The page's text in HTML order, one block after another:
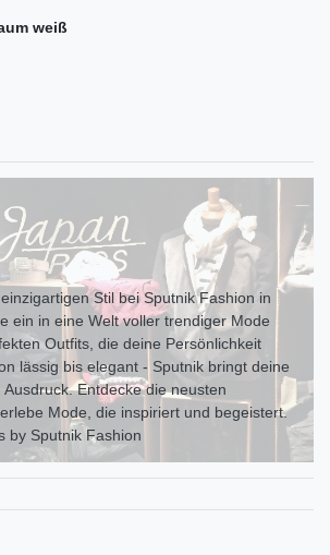
weiß
Stil bei Sputnik Fashion in
ein in eine Welt voller trendiger Mode
Outfits, die deine Persönlichkeit
lässig bis elegant - Sputnik bringt deine
uck. Entdecke die neusten
Mode, die inspiriert und begeistert.
by Sputnik Fashion